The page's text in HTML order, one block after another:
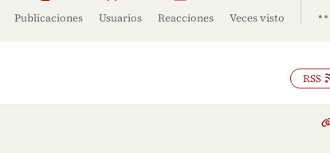
Publicaciones Usuarios Reacciones Veces visto
RSS